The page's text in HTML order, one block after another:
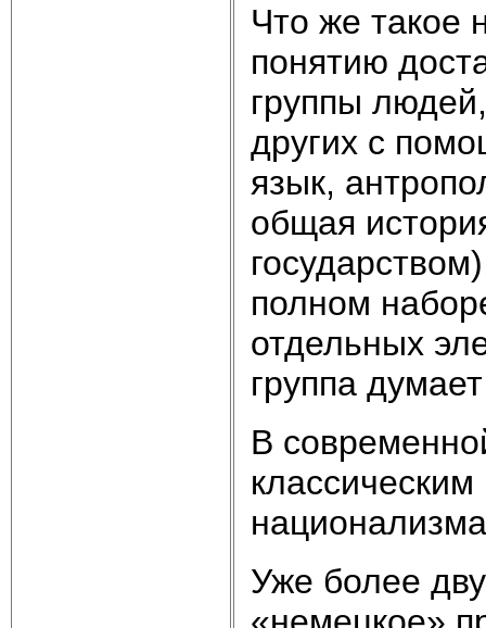
Что же такое
понятию
группы
других с
язык,
общая
полном
отдельных
группа
В
Уже более